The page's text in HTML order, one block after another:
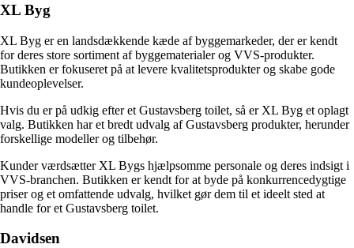
XL Byg
XL Byg er en landsdækkende kæde af byggemarkeder, der er kendt
for deres store sortiment af byggematerialer og VVS-produkter.
Butikken er fokuseret på at levere kvalitetsprodukter og skabe gode
kundeoplevelser.
Hvis du er på udkig efter et Gustavsberg toilet, så er XL Byg et oplagt
valg. Butikken har et bredt udvalg af Gustavsberg produkter, herunder
forskellige modeller og tilbehør.
Kunder værdsætter XL Bygs hjælpsomme personale og deres indsigt i
VVS-branchen. Butikken er kendt for at byde på konkurrencedygtige
priser og et omfattende udvalg, hvilket gør dem til et ideelt sted at
handle for et Gustavsberg toilet.
Davidsen